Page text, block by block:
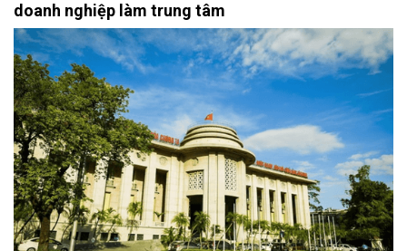
doanh nghiệp làm trung tâm